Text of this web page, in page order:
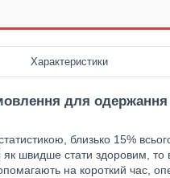
Характеристики
для одержання
близько 15%
як швидше стати здоровим,
на короткий час,